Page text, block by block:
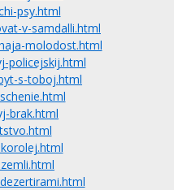
psy.html
v-samdalli.html
molodost.html
policejskij.html
s-toboj.html
brak.html